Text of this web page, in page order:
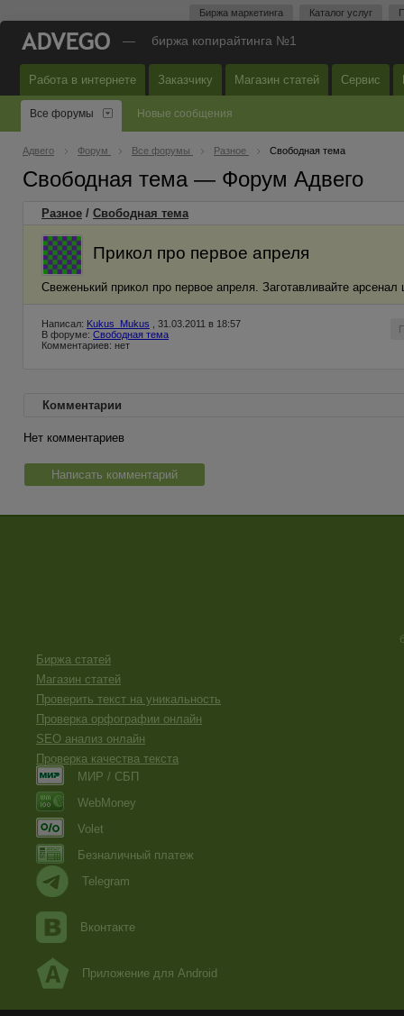
Биржа маркетинга Каталог услуг
— биржа копирайтинга №1
Работа в интернете Заказчику Магазин статей Сервис
Все форумы Новые сообщения
Адвего Форум Все форумы Разное Свободная тема
Свободная тема — Форум Адвего
Разное / Свободная тема
Прикол про первое апреля
Свеженький прикол про первое апреля. Заготавливайте
Написал: Kukus_Mukus , 31.03.2011 в 18:57
В форуме: Свободная тема
Комментариев: нет
Комментарии
Нет комментариев
Написать комментарий
Биржа статей
Магазин статей
Проверить текст на уникальность
Проверка орфографии онлайн
SEO анализ онлайн
Проверка качества текста
МИР / СБП
WebMoney
Volet
Безналичный платеж
Telegram
Вконтакте
Приложение для Android